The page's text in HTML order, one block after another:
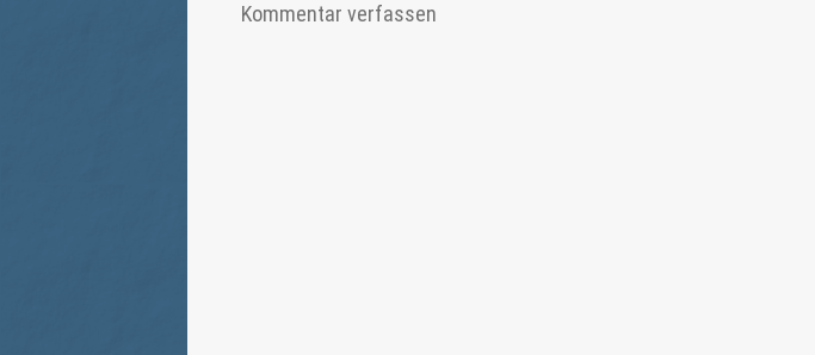
Kommentar verfassen